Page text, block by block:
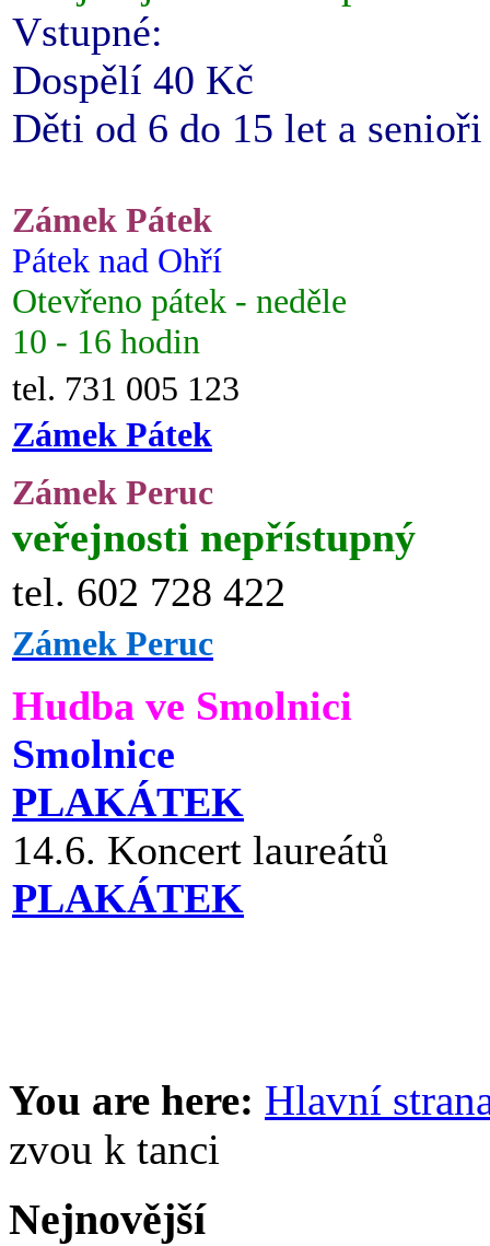
Vstupné:
Dospělí 40 Kč
Děti od 6 do 15 let a
Zámek Pátek
Pátek nad Ohří
Otevřeno pátek - neděle
10 - 16 hodin
tel. 731 005 123
Zámek Pátek
Zámek Peruc
veřejnosti nepřístupný
tel. 602 728 422
Zámek Peruc
Hudba ve Smolnici
Smolnice
PLAKÁTEK
14.6. Koncert laureátů
PLAKÁTEK
You are here: Hlavní
zvou k tanci
Nejnovější